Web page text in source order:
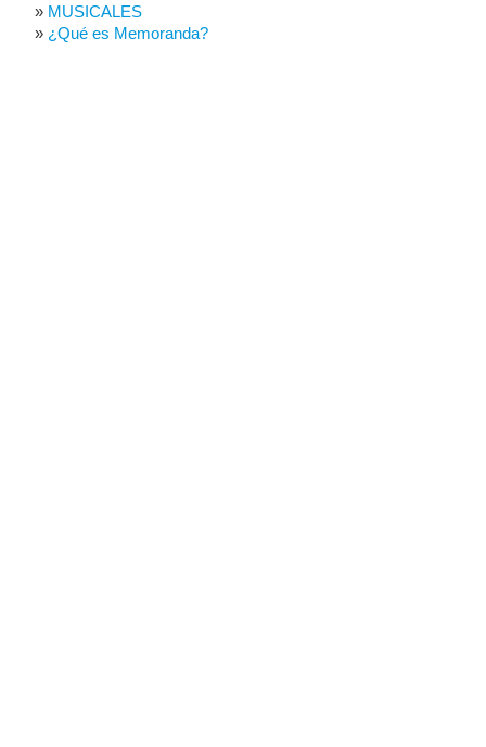
MUSICALES
¿Qué es Memoranda?